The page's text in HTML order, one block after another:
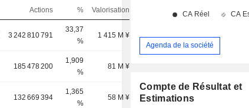
Actions % Valorisation
3 242 810 791
33,37
%
1 415 M ¥
185 478 200
1,909
%
81 M ¥
132 669 394
1,365
%
58 M ¥
Agenda de la société
Compte de Résultat et
Estimations